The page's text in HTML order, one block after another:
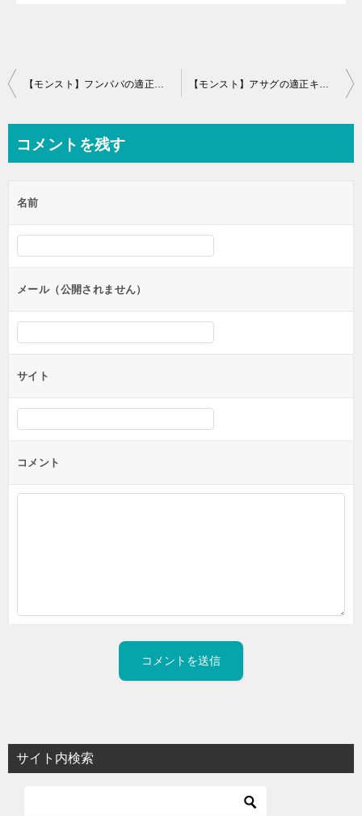
投
ビ
ー
シ
ョ
ン
コメントを残す
名前
メール（公開されません）
サイト
コメント
サイト内検索